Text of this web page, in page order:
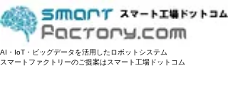
AI・IoT・ビッグデータを活用した​ロボットシステム
スマートファクトリーのご提案はスマート工場ドットコム